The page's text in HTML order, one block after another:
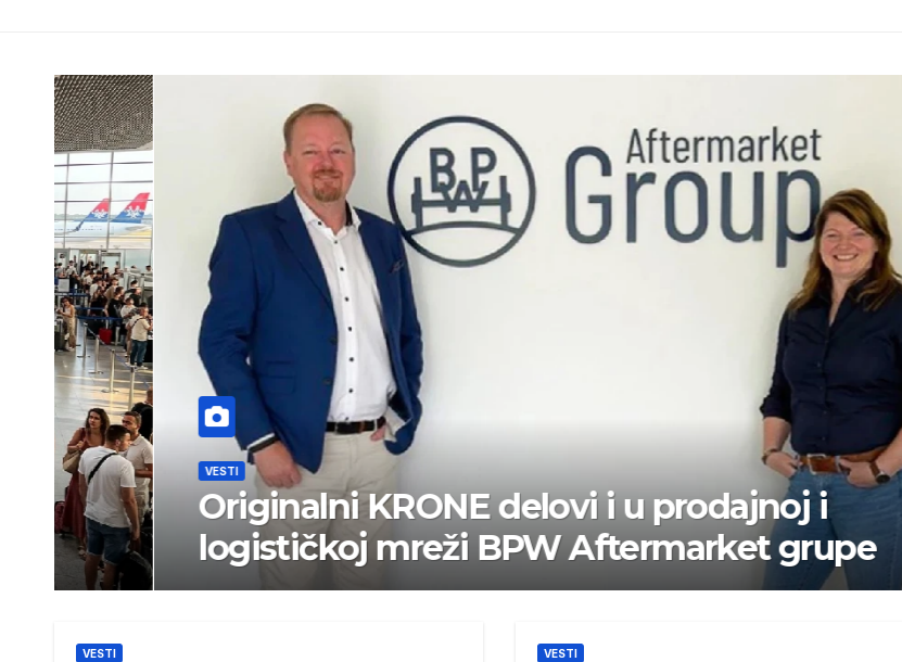
VESTI
Originalni KRONE delovi i u prodajnoj i
logističkoj mreži BPW Aftermarket grupe
VESTI VESTI